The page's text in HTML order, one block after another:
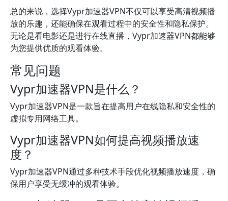
总的来说，选择Vypr加速器VPN不仅可以享受高清视频播
放的乐趣，还能确保在观看过程中的安全性和隐私保护。
无论是看电影还是进行在线直播，Vypr加速器VPN都能够
为您提供优质的观看体验。
常见问题
Vypr加速器VPN是什么？
Vypr加速器VPN是一款旨在提高用户在线隐私和安全性的
虚拟专用网络工具。
Vypr加速器VPN如何提高视频播放速
度？
Vypr加速器VPN通过多种技术手段优化视频播放速度，确
保用户享受无缓冲的观看体验。